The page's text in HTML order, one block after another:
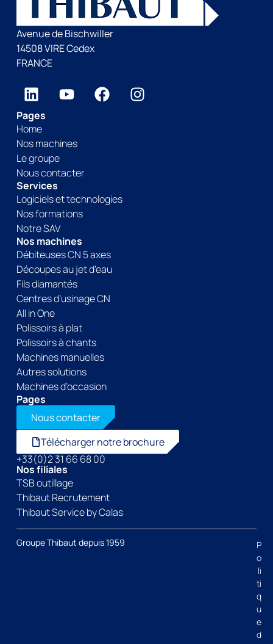
Avenue de Bischwiller
14508 VIRE Cedex
FRANCE
Pages
Home
Nos machines
Le groupe
Nous contacter
Services
Logiciels et technologies
Nos formations
Notre SAV
Nos machines
Débiteuses CN 5 axes
Découpes au jet d’eau
Fils diamantés
Centres d’usinage CN
All in One
Polissoirs à plat
Polissoirs à chants
Machines manuelles
Autres solutions
Machines d’occasion
Pages
Nous contacter
Télécharger notre brochure
+33(0)2 31 66 68 00
Nos filiales
TSB outillage
Thibaut Recrutement
Thibaut Service by Calas
Groupe Thibaut depuis 1959
P
o
li
ti
q
u
e
d